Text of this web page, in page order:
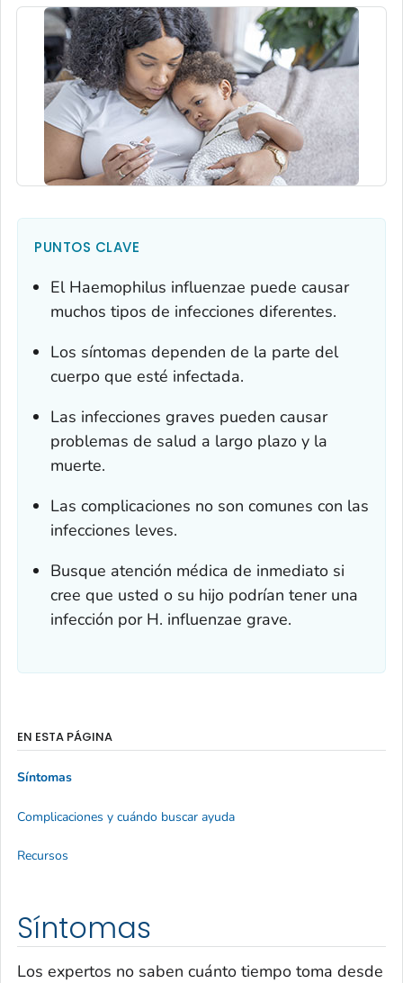
PUNTOS CLAVE
El Haemophilus influenzae puede causar
muchos tipos de infecciones diferentes.
Los síntomas dependen de la parte del
cuerpo que esté infectada.
Las infecciones graves pueden causar
problemas de salud a largo plazo y la
muerte.
Las complicaciones no son comunes con las
infecciones leves.
Busque atención médica de inmediato si
cree que usted o su hijo podrían tener una
infección por H. influenzae grave.
Síntomas
Los expertos no saben cuánto tiempo toma desde
EN ESTA PÁGINA
Síntomas
Complicaciones y cuándo buscar ayuda
Recursos